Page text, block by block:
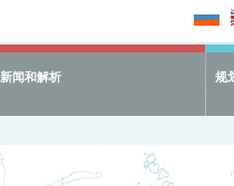
新闻和解析 规